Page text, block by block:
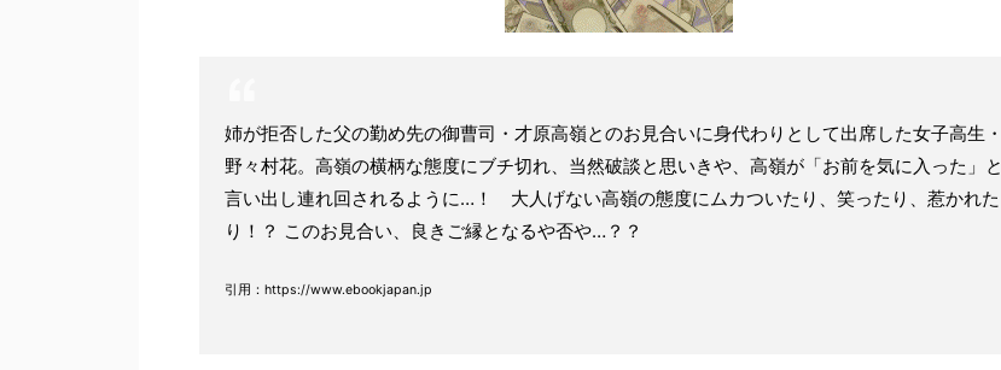
姉が拒否した父の勤め先の御曹司・才原高嶺とのお見合いに身代わりとして出席した女子高生・
野々村花。高嶺の横柄な態度にブチ切れ、当然破談と思いきや、高嶺が「お前を気に入った」と
言い出し連れ回されるように…！ 大人げない高嶺の態度にムカついたり、笑ったり、惹かれた
り！？ このお見合い、良きご縁となるや否や…？？
引用：https://www.ebookjapan.jp